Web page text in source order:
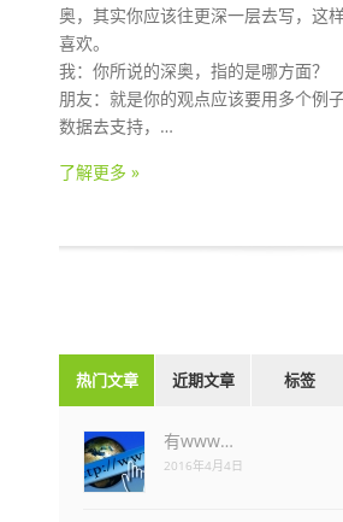
奥，其实你应该往更深一层去写，这
喜欢。
我：你所说的深奥，指的是哪方面？
朋友：就是你的观点应该要用多个例
数据去支持，…
了解更多 »
热门文章 近期文章 标签
有www…
2016年4月4日